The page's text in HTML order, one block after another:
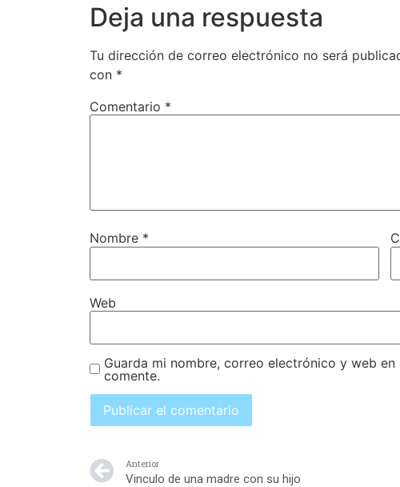
Deja una respuesta
Tu dirección de correo electrónico no será
con *
Comentario *
Nombre *
Web
Guarda mi nombre, correo electrónico y web
comente.
Anterior
Vinculo de una madre con su hijo